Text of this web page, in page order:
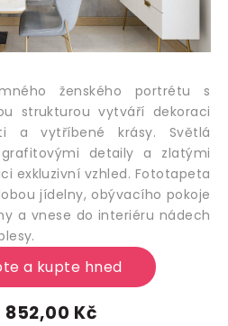
ženského portrétu s
strukturou vytváří dekoraci
a vytříbené krásy. Světlá
detaily a zlatými
exkluzivní vzhled. Fototapeta
jídelny, obývacího pokoje
a vnese do interiéru nádech
a kupte hned
852,00 Kč